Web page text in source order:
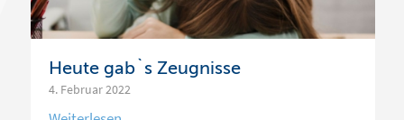
Heute gab`s Zeugnisse
4. Februar 2022